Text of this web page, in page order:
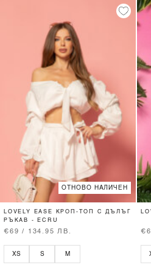
ОТНОВО НАЛИЧЕН
LOVELY EASE КРОП-ТОП С ДЪЛЪГ
РЪКАВ - ECRU
€69 / 134.95 ЛВ.
XS S M